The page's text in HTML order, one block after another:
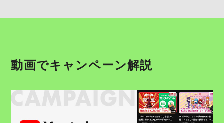
動画でキャンペーン解説